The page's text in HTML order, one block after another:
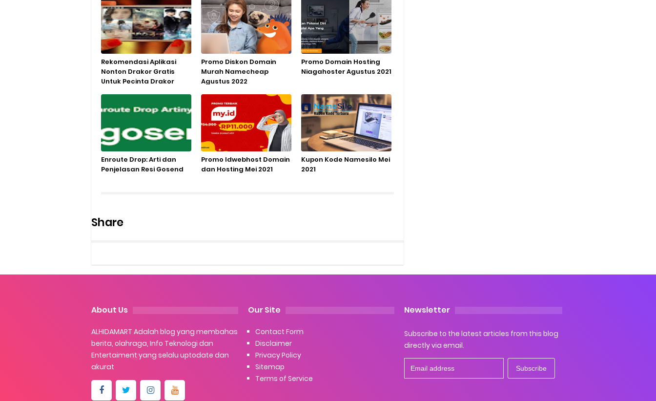
Rekomendasi Aplikasi
Nonton Drakor Gratis
Untuk Pecinta Drakor
Promo Diskon Domain
Murah Namecheap
Agustus 2022
Promo Domain Hosting
Niagahoster Agustus 2021
Enroute Drop: Arti dan
Penjelasan Resi Gosend
Promo Idwebhost Domain
dan Hosting Mei 2021
Kupon Kode Namesilo Mei
2021
Share
About Us
ALHIDAMART Adalah blog yang membahas
berita, olahraga, Info Teknologi dan
Entertaiment yang selalu uptodate dan
akurat
Our Site
Contact Form
Disclaimer
Privacy Policy
Sitemap
Terms of Service
Newsletter
Subscribe to the latest articles from this blog
directly via email.